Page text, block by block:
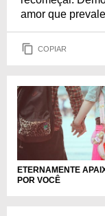
amor que
COPIAR
ETERNAMENTE
POR VOCÊ